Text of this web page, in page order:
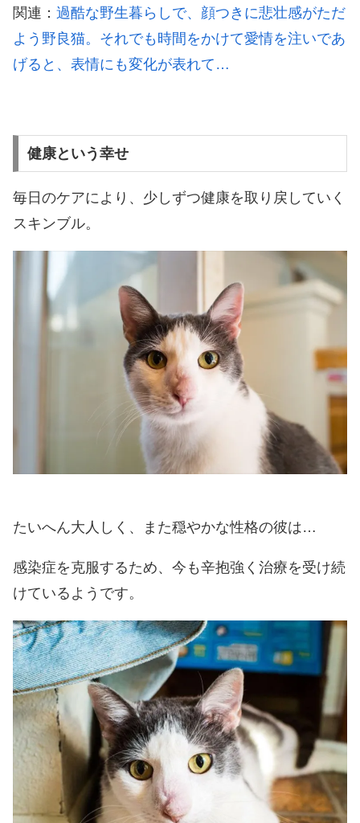
関連： 過酷な野生暮らしで、顔つきに悲壮感がただ
よう野良猫。それでも時間をかけて愛情を注いであ
げると、表情にも変化が表れて…
健康という幸せ
毎日のケアにより、少しずつ健康を取り戻していく
スキンブル。
たいへん大人しく、また穏やかな性格の彼は…
感染症を克服するため、今も辛抱強く治療を受け続
けているようです。